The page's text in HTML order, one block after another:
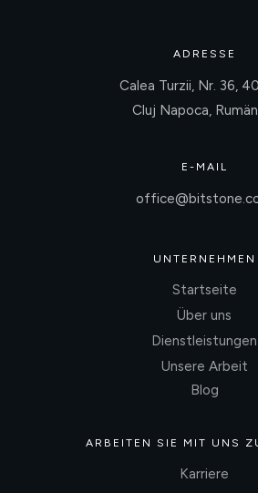
ADRESSE
Calea Turzii, Nr. 36,
Cluj Napoca,
E-MAIL
UNTERNEHMEN
Startseite
Über uns
Dienstleistungen
Unsere Arbeit
Blog
ARBEITEN SIE MIT UNS
Karriere